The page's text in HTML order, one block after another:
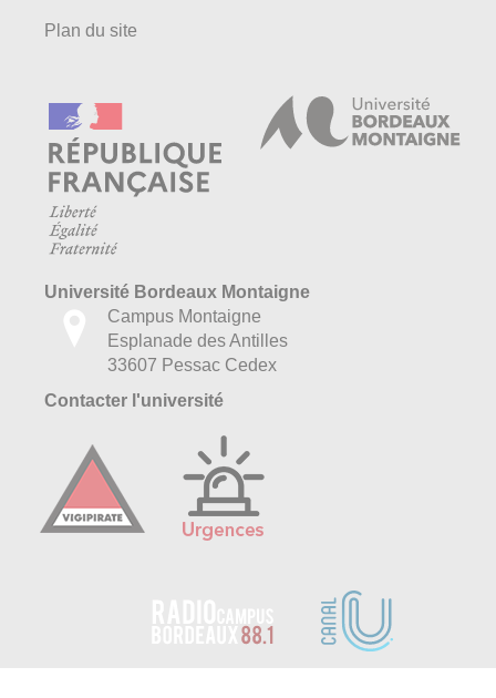
Plan du site
Université Bordeaux Montaigne
Campus Montaigne
Esplanade des Antilles
33607 Pessac Cedex
Contacter l'université